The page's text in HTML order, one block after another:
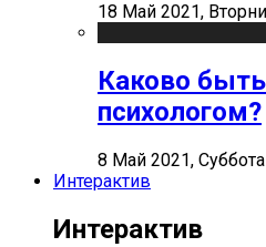
18 Май 2021,
Каково
психологом?
8 Май 2021, Суббота
Интерактив
Интерактив